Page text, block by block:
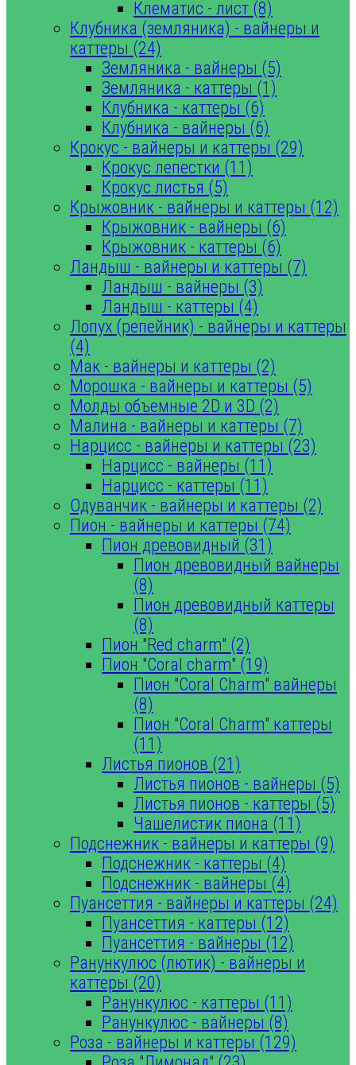
Клематис - лист (8)
Клубника (земляника) - вайнеры и
каттеры (24)
Земляника - вайнеры (5)
Земляника - каттеры (1)
Клубника - каттеры (6)
Клубника - вайнеры (6)
Крокус - вайнеры и каттеры (29)
Крокус лепестки (11)
Крокус листья (5)
Крыжовник - вайнеры и каттеры (12)
Крыжовник - вайнеры (6)
Крыжовник - каттеры (6)
Ландыш - вайнеры и каттеры (7)
Ландыш - вайнеры (3)
Ландыш - каттеры (4)
Лопух (репейник) - вайнеры и каттеры
(4)
Мак - вайнеры и каттеры (2)
Морошка - вайнеры и каттеры (5)
Молды объемные 2D и 3D (2)
Малина - вайнеры и каттеры (7)
Нарцисс - вайнеры и каттеры (23)
Нарцисс - вайнеры (11)
Нарцисс - каттеры (11)
Одуванчик - вайнеры и каттеры (2)
Пион - вайнеры и каттеры (74)
Пион древовидный (31)
Пион древовидный вайнеры
(8)
Пион древовидный каттеры
(8)
Пион "Red charm" (2)
Пион "Coral charm" (19)
Пион "Coral Charm" вайнеры
(8)
Пион "Coral Charm" каттеры
(11)
Листья пионов (21)
Листья пионов - вайнеры (5)
Листья пионов - каттеры (5)
Чашелистик пиона (11)
Подснежник - вайнеры и каттеры (9)
Подснежник - каттеры (4)
Подснежник - вайнеры (4)
Пуансеттия - вайнеры и каттеры (24)
Пуансеттия - каттеры (12)
Пуансеттия - вайнеры (12)
Ранункулюс (лютик) - вайнеры и
каттеры (20)
Ранункулюс - каттеры (11)
Ранункулюс - вайнеры (8)
Роза - вайнеры и каттеры (129)